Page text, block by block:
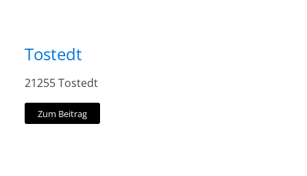
Tostedt
21255 Tostedt
Zum Beitrag